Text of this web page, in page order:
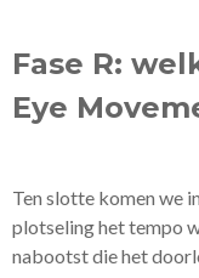
Fase R:
Eye
Ten slotte komen we
plotseling het tempo
nabootst die het